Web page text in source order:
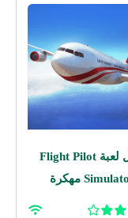
تحميل لعبة Flight Pilot
Simulator 3D مهكرة